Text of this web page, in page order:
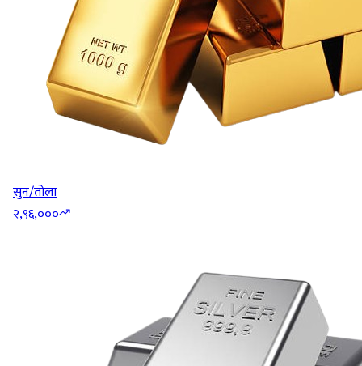
सुन/तोला
२,९६,०००